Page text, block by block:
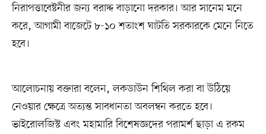
নিরাপত্তাবেষ্টনীর জন্য বরাদ্দ বাড়ানো দরকার। আর সানেম মনে
করে, আগামী বাজেটে ৮-১০ শতাংশ ঘাটতি সরকারকে মেনে নিতে
হবে।
আলোচনায় বক্তারা বলেন, লকডাউন শিথিল করা বা উঠিয়ে
নেওয়ার ক্ষেত্রে অত্যন্ত সাবধানতা অবলম্বন করতে হবে।
ভাইরোলজিস্ট এবং মহামারি বিশেষজ্ঞদের পরামর্শ ছাড়া এ রকম